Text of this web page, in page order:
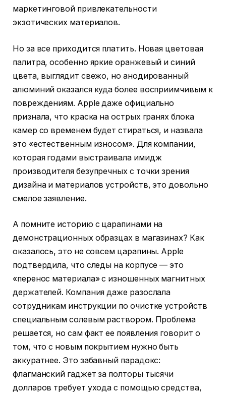
маркетинговой привлекательности
экзотических материалов.
Но за все приходится платить. Новая цветовая
палитра, особенно яркие оранжевый и синий
цвета, выглядит свежо, но анодированный
алюминий оказался куда более восприимчивым к
повреждениям. Apple даже официально
признала, что краска на острых гранях блока
камер со временем будет стираться, и назвала
это «естественным износом». Для компании,
которая годами выстраивала имидж
производителя безупречных с точки зрения
дизайна и материалов устройств, это довольно
смелое заявление.
А помните историю с царапинами на
демонстрационных образцах в магазинах? Как
оказалось, это не совсем царапины. Apple
подтвердила, что следы на корпусе — это
«перенос материала» с изношенных магнитных
держателей. Компания даже разослала
сотрудникам инструкции по очистке устройств
специальным солевым раствором. Проблема
решается, но сам факт ее появления говорит о
том, что с новым покрытием нужно быть
аккуратнее. Это забавный парадокс:
флагманский гаджет за полторы тысячи
долларов требует ухода с помощью средства,